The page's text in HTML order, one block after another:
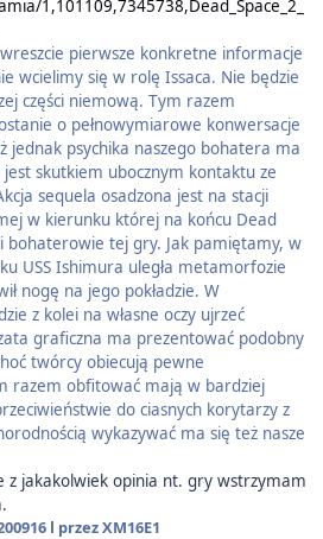
1,101109,7345738,Dead_Space_2_
pierwsze konkretne informacje
wcielimy się w rolę Issaca. Nie będzie
części niemową. Tym razem
o pełnowymiarowe konwersacje
jednak psychika naszego bohatera ma
skutkiem ubocznym kontaktu ze
sequela osadzona jest na stacji
w kierunku której na końcu Dead
bohaterowie tej gry. Jak pamiętamy, w
USS Ishimura uległa metamorfozie
nogę na jego pokładzie. W
z kolei na własne oczy ujrzeć
graficzna ma prezentować podobny
twórcy obiecują pewne
razem obfitować mają w bardziej
do ciasnych korytarzy z
wykazywać ma się też nasze
z jakakolwiek opinia nt. gry wstrzymam
16 l przez XM16E1